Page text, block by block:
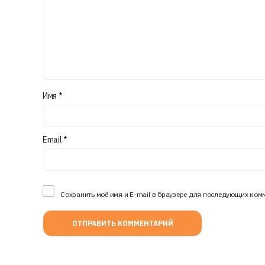
Имя *
Email*
Сохранить моё имя и E-mail в браузере для последующих